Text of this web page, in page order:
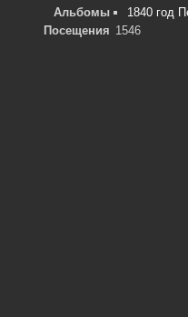
Альбомы
1840 год
Посещения 1546